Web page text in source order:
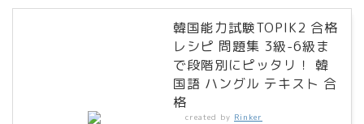
韓国能力試験TOPIK2 合格
レシピ 問題集 3級-6級ま
で段階別にピッタリ！ 韓
国語 ハングル テキスト 合
格
created by Rinker